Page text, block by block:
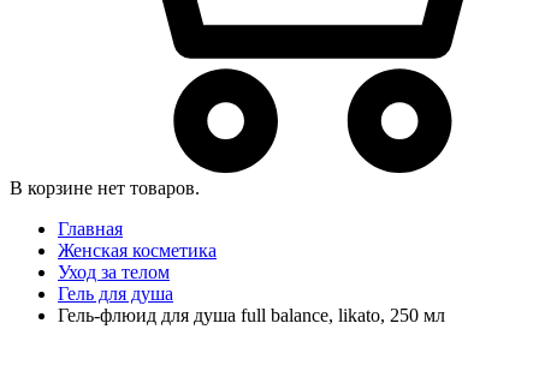
В корзине нет товаров.
Главная
Женская косметика
Уход за телом
Гель для душа
Гель-флюид для душа full balance, likato, 250 мл